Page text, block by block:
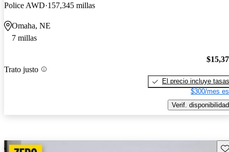
Police AWD 157,345 millas
Omaha, NE
7 millas
Trato justo
El precio incluye tasas
$300/mes
Verif. disponibilidad